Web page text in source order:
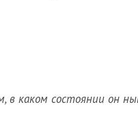
каком состоянии он